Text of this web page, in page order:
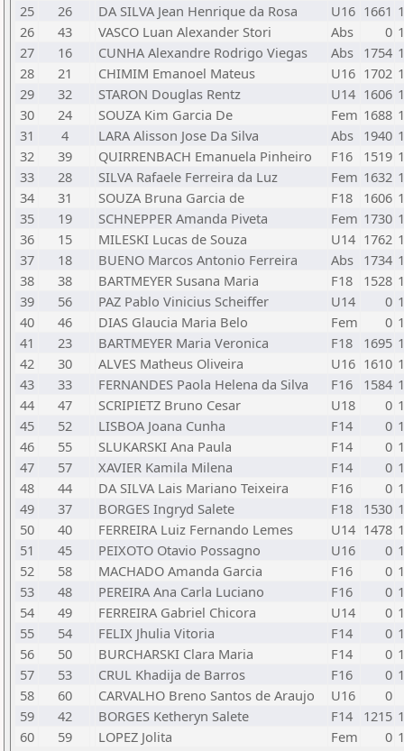
25
26 DA SILVA Jean Henrique da Rosa U16 1661
26
43 VASCO Luan Alexander Stori Abs 0
27
16 CUNHA Alexandre Rodrigo Viegas Abs 1754
28
21 CHIMIM Emanoel Mateus U16 1702
29
32 STARON Douglas Rentz U14 1606
30
24 SOUZA Kim Garcia De Fem 1688
31
4 LARA Alisson Jose Da Silva Abs 1940
32
39 QUIRRENBACH Emanuela Pinheiro F16 1519
33
28 SILVA Rafaele Ferreira da Luz Fem 1632
34
31 SOUZA Bruna Garcia de F18 1606
35
19 SCHNEPPER Amanda Piveta Fem 1730
36
15 MILESKI Lucas de Souza U14 1762
37
18 BUENO Marcos Antonio Ferreira Abs 1734
38
38 BARTMEYER Susana Maria F18 1528
39
56 PAZ Pablo Vinicius Scheiffer U14 0
40
46 DIAS Glaucia Maria Belo Fem 0
41
23 BARTMEYER Maria Veronica F18 1695
42
30 ALVES Matheus Oliveira U16 1610
43
33 FERNANDES Paola Helena da Silva F16 1584
44
47 SCRIPIETZ Bruno Cesar U18 0
45
52 LISBOA Joana Cunha F14 0
46
55 SLUKARSKI Ana Paula F14 0
47
57 XAVIER Kamila Milena F14 0
48
44 DA SILVA Lais Mariano Teixeira F16 0
49
37 BORGES Ingryd Salete F18 1530
50
40 FERREIRA Luiz Fernando Lemes U14 1478
51
45 PEIXOTO Otavio Possagno U16 0
52
58 MACHADO Amanda Garcia F16 0
53
48 PEREIRA Ana Carla Luciano F16 0
54
49 FERREIRA Gabriel Chicora U14 0
55
54 FELIX Jhulia Vitoria F14 0
56
50 BURCHARSKI Clara Maria F14 0
57
53 CRUL Khadija de Barros F16 0
58
60 CARVALHO Breno Santos de Araujo U16
0
59
42 BORGES Ketheryn Salete F14 1215
60
59 LOPEZ Jolita Fem 0